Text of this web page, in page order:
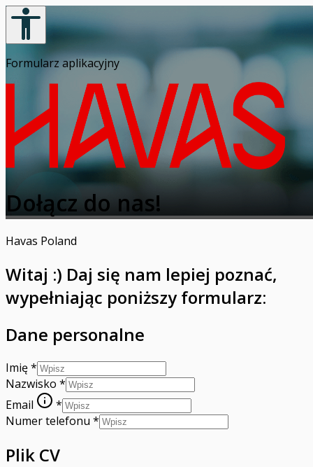
Formularz aplikacyjny
Dołącz do nas!
Havas Poland
Witaj :) Daj się nam lepiej poznać,
wypełniając poniższy formularz:
Dane personalne
Imię*
Nazwisko *
Email
*
Numer telefonu *
Plik CV